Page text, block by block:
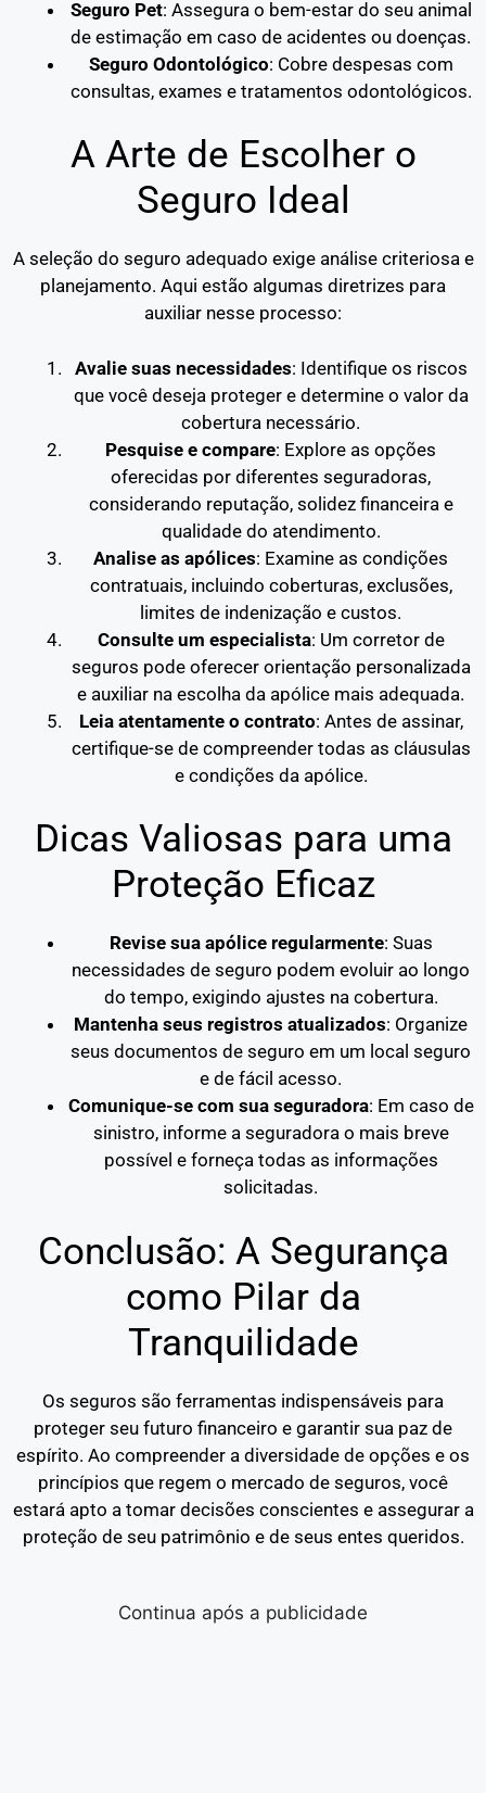
Seguro Pet: Assegura o bem-estar do seu animal
de estimação em caso de acidentes ou doenças.
Seguro Odontológico: Cobre despesas com
consultas, exames e tratamentos odontológicos.
A Arte de Escolher o
Seguro Ideal
A seleção do seguro adequado exige análise criteriosa e
planejamento. Aqui estão algumas diretrizes para
auxiliar nesse processo:
Avalie suas necessidades: Identifique os riscos
que você deseja proteger e determine o valor da
cobertura necessário.
Pesquise e compare: Explore as opções
oferecidas por diferentes seguradoras,
considerando reputação, solidez financeira e
qualidade do atendimento.
Analise as apólices: Examine as condições
contratuais, incluindo coberturas, exclusões,
limites de indenização e custos.
Consulte um especialista: Um corretor de
seguros pode oferecer orientação personalizada
e auxiliar na escolha da apólice mais adequada.
Leia atentamente o contrato: Antes de assinar,
certifique-se de compreender todas as cláusulas
e condições da apólice.
Dicas Valiosas para uma
Proteção Eficaz
Revise sua apólice regularmente: Suas
necessidades de seguro podem evoluir ao longo
do tempo, exigindo ajustes na cobertura.
Mantenha seus registros atualizados: Organize
seus documentos de seguro em um local seguro
e de fácil acesso.
Comunique-se com sua seguradora: Em caso de
sinistro, informe a seguradora o mais breve
possível e forneça todas as informações
solicitadas.
Conclusão: A Segurança
como Pilar da
Tranquilidade
Os seguros são ferramentas indispensáveis para
proteger seu futuro financeiro e garantir sua paz de
espírito. Ao compreender a diversidade de opções e os
princípios que regem o mercado de seguros, você
estará apto a tomar decisões conscientes e assegurar a
proteção de seu patrimônio e de seus entes queridos.
Continua após a publicidade